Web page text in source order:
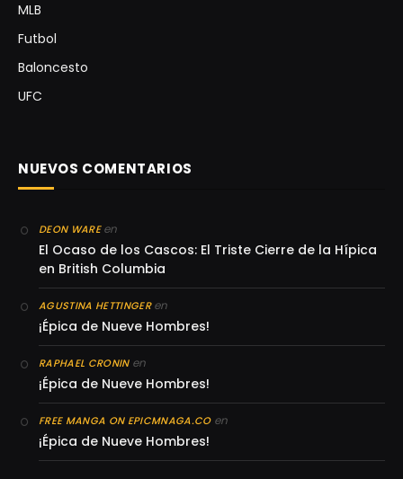
MLB
Futbol
Baloncesto
UFC
NUEVOS COMENTARIOS
DEON WAREen
El Ocaso de los Cascos: El Triste Cierre de la Hípica
en British Columbia
AGUSTINA HETTINGERen
¡Épica de Nueve Hombres!
RAPHAEL CRONINen
¡Épica de Nueve Hombres!
FREE MANGA ON EPICMNAGA.COen
¡Épica de Nueve Hombres!